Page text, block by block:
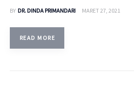
BY DR. DINDA PRIMANDARI MARET 27, 2021
READ MORE